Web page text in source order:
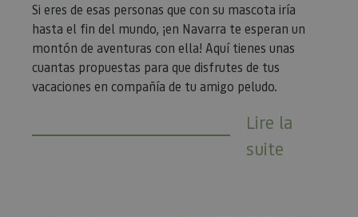
Si eres de esas personas que con su mascota iría
hasta el fin del mundo, ¡en Navarra te esperan un
montón de aventuras con ella! Aquí tienes unas
cuantas propuestas para que disfrutes de tus
vacaciones en compañía de tu amigo peludo.
Lire la
suite